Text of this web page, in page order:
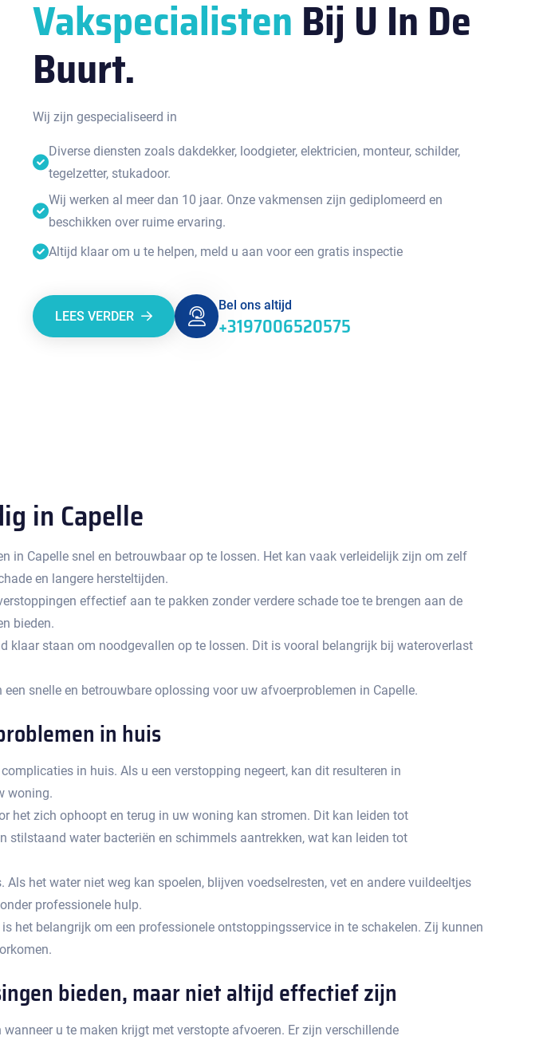
Vakspecialisten Bij U In De
Buurt.
Wij zijn gespecialiseerd in
Diverse diensten zoals dakdekker, loodgieter, elektricien, monteur, schilder,
tegelzetter, stukadoor.
Wij werken al meer dan 10 jaar. Onze vakmensen zijn gediplomeerd en
beschikken over ruime ervaring.
Altijd klaar om u te helpen, meld u aan voor een gratis inspectie
LEES VERDER
Bel ons altijd
+3197006520575
in Capelle
Capelle snel en betrouwbaar op te lossen.​ Het kan vaak verleidelijk zijn om zelf
en langere hersteltijden.​
effectief aan te pakken zonder verdere schade toe te brengen aan de
bieden.
staan om noodgevallen op te lossen.​ Dit is vooral belangrijk bij wateroverlast
snelle en betrouwbare oplossing voor uw afvoerproblemen in Capelle.​
in huis
in huis.​ Als u een verstopping negeert, kan dit resulteren in
woning.​
het zich ophoopt en terug in uw woning kan stromen.​ Dit kan leiden tot
stilstaand water bacteriën en schimmels aantrekken, wat kan leiden tot
het water niet weg kan spoelen, blijven voedselresten, vet en andere vuildeeltjes
professionele hulp.​
het belangrijk om een professionele ontstoppingsservice in te schakelen.​ Zij kunnen
bieden, maar niet altijd effectief zijn
u te maken krijgt met verstopte afvoeren.​ Er zijn verschillende